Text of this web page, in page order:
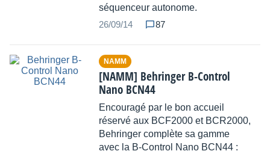
séquenceur autonome.
26/09/14
87
NAMM
[NAMM] Behringer B-Control
Nano BCN44
Encouragé par le bon accueil
réservé aux BCF2000 et BCR2000,
Behringer complète sa gamme
avec la B-Control Nano BCN44 :